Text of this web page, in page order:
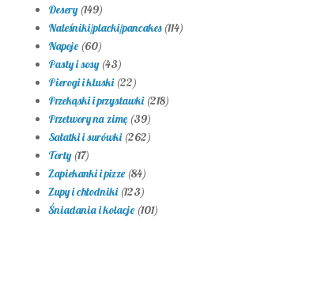
Desery (149)
Naleśniki/placki/pancakes (114)
Napoje (60)
Pasty i sosy (43)
Pierogi i kluski (22)
Przekąski i przystawki (218)
Przetwory na zimę (39)
Sałatki i surówki (262)
Torty (17)
Zapiekanki i pizze (84)
Zupy i chłodniki (123)
Śniadania i kolacje (101)